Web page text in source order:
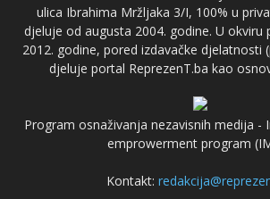
ulica Ibrahima Mržljaka 3/I, 100% u
djeluje od augusta 2004. godine. U okviru
2012. godine, pored izdavačke djelatnosti
djeluje portal ReprezenT.ba kao
Program osnaživanja nezavisnih medija -
emprowerment program
Kontakt: